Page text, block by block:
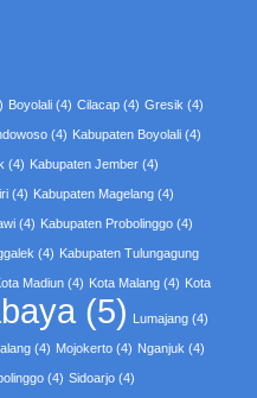
Boyolali (4) Cilacap (4) Gresik (4)
(4) Kabupaten Boyolali (4)
(4) Kabupaten Jember (4)
(4) Kabupaten Magelang (4)
(4) Kabupaten Probolinggo (4)
(4) Kabupaten Tulungagung
Madiun (4) Kota Malang (4) Kota
(5) Lumajang (4)
(4) Mojokerto (4) Nganjuk (4)
(4) Sidoarjo (4)